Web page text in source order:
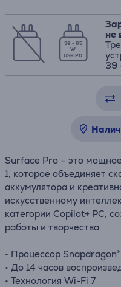
39 - 65
W
USB PD
не
39
Surface Pro – это
1, которое объединяет
аккумулятора и
искусственному
категории Copilot+ PC,
работы и творчества.
• Процессор
• До 14 часов
• Технология Wi-Fi 7